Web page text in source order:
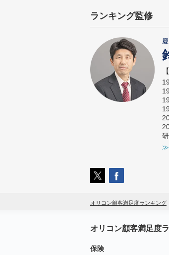
ランキング監修
≫
オリコン顧客満足度ランキング
オリコン顧客満足度
保険